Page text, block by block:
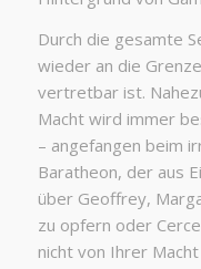
Durch die gesamte
wieder an die
vertretbar ist.
Macht wird immer
– angefangen beim
Baratheon, der aus
über Geoffrey,
zu opfern oder
nicht von Ihrer